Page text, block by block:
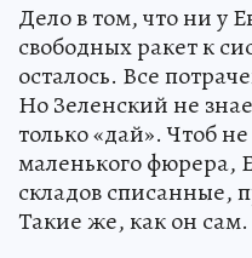
Дело в том, что ни у
свободных ракет к
осталось. Все
Но Зеленский не
только «дай». Чтоб
маленького фюрера,
складов списанные,
Такие же, как он сам.